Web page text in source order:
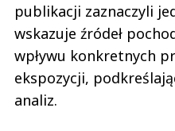
publikacji zaznaczyli
wskazuje źródeł
wpływu konkretnych
ekspozycji,
analiz.